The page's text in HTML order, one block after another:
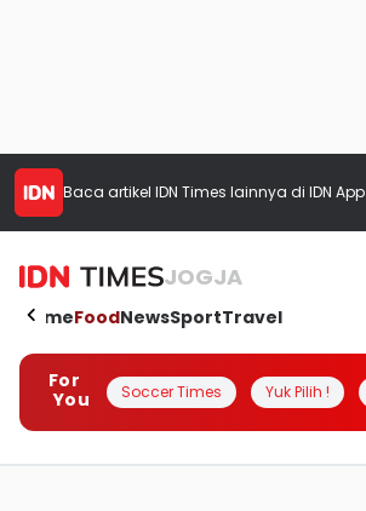
Baca artikel IDN Times lainnya di IDN App
JOGJA
HomeFoodNewsSportTravel
For
You
Soccer Times Yuk Pilih !